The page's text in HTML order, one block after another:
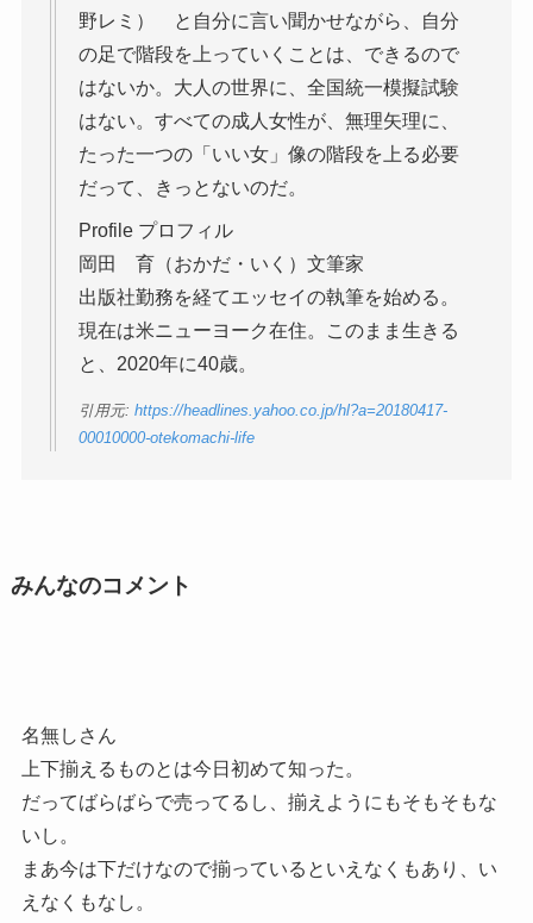
野レミ） と自分に言い聞かせながら、自分
の足で階段を上っていくことは、できるので
はないか。大人の世界に、全国統一模擬試験
はない。すべての成人女性が、無理矢理に、
たった一つの「いい女」像の階段を上る必要
だって、きっとないのだ。
Profile プロフィル
岡田 育（おかだ・いく）文筆家
出版社勤務を経てエッセイの執筆を始める。
現在は米ニューヨーク在住。このまま生きる
と、2020年に40歳。
引用元: https://headlines.yahoo.co.jp/hl?a=20180417-
00010000-otekomachi-life
みんなのコメント
名無しさん
上下揃えるものとは今日初めて知った。
だってばらばらで売ってるし、揃えようにもそもそもな
いし。
まあ今は下だけなので揃っているといえなくもあり、い
えなくもなし。